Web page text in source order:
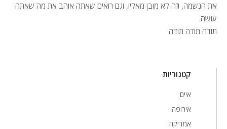
את הנשמה, וזה לא מובן מאליו, וגם רואים שאתה אוהב את מה שאתה
עושה.
תודה תודה תודה
קטגוריות
איים
אירופה
אמריקה